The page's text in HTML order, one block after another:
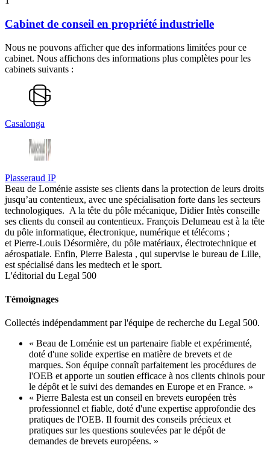
Cabinet de conseil en propriété industrielle
Nous ne pouvons afficher que des informations limitées pour ce
cabinet. Nous affichons des informations plus complètes pour les
cabinets suivants :
Casalonga
Plasseraud IP
Beau de Loménie assiste ses clients dans la protection de leurs droits
jusqu’au contentieux, avec une spécialisation forte dans les secteurs
technologiques. A la tête du pôle mécanique, Didier Intès conseille
ses clients du conseil au contentieux. François Delumeau est à la tête
du pôle informatique, électronique, numérique et télécoms ;
et Pierre-Louis Désormière, du pôle matériaux, électrotechnique et
aérospatiale. Enfin, Pierre Balesta , qui supervise le bureau de Lille,
est spécialisé dans les medtech et le sport.
L'éditorial du Legal 500
Témoignages
Collectés indépendamment par l'équipe de recherche du Legal 500.
« Beau de Loménie est un partenaire fiable et expérimenté,
doté d'une solide expertise en matière de brevets et de
marques. Son équipe connaît parfaitement les procédures de
l'OEB et apporte un soutien efficace à nos clients chinois pour
le dépôt et le suivi des demandes en Europe et en France. »
« Pierre Balesta est un conseil en brevets européen très
professionnel et fiable, doté d'une expertise approfondie des
pratiques de l'OEB. Il fournit des conseils précieux et
pratiques sur les questions soulevées par le dépôt de
demandes de brevets européens. »